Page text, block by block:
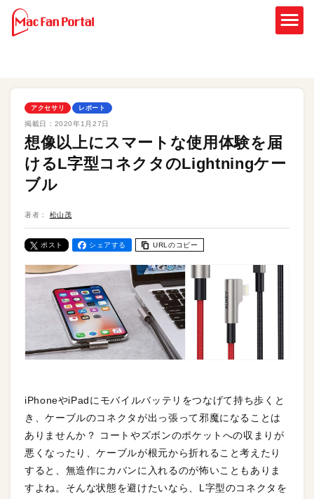
アクセサリ レポート
掲載日： 2020年1月27日
想像以上にスマートな使用体験を届
けるL字型コネクタのLightningケー
ブル
著者： 松山茂
ポスト シェアする URLのコピー
iPhoneやiPadにモバイルバッテリをつなげて持ち歩くと
き、ケーブルのコネクタが出っ張って邪魔になることは
ありませんか？ コートやズボンのポケットへの収まりが
悪くなったり、ケーブルが根元から折れること考えたり
すると、無造作にカバンに入れるのが怖いこともありま
すよね。そんな状態を避けたいなら、L字型のコネクタを